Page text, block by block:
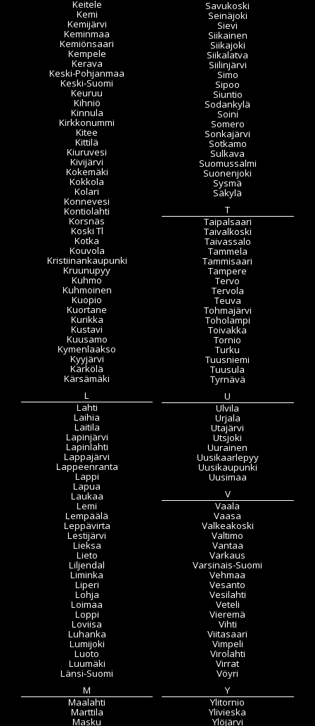
Keitele
Kemi
Kemijärvi
Keminmaa
Kemiönsaari
Kempele
Kerava
Keski-Pohjanmaa
Keski-Suomi
Keuruu
Kihniö
Kinnula
Kirkkonummi
Kitee
Kittilä
Kiuruvesi
Kivijärvi
Kokemäki
Kokkola
Kolari
Konnevesi
Kontiolahti
Korsnäs
Koski Tl
Kotka
Kouvola
Kristiinankaupunki
Kruunupyy
Kuhmo
Kuhmoinen
Kuopio
Kuortane
Kurikka
Kustavi
Kuusamo
Kymenlaakso
Kyyjärvi
Kärkölä
Kärsämäki
L
Lahti
Laihia
Laitila
Lapinjärvi
Lapinlahti
Lappajärvi
Lappeenranta
Lappi
Lapua
Laukaa
Lemi
Lempäälä
Leppävirta
Lestijärvi
Lieksa
Lieto
Liljendal
Liminka
Liperi
Lohja
Loimaa
Loppi
Loviisa
Luhanka
Lumijoki
Luoto
Luumäki
Länsi-Suomi
M
Maalahti
Marttila
Masku
Savukoski
Seinäjoki
Sievi
Siikainen
Siikajoki
Siikalatva
Siilinjärvi
Simo
Sipoo
Siuntio
Sodankylä
Soini
Somero
Sonkajärvi
Sotkamo
Sulkava
Suomussalmi
Suonenjoki
Sysmä
Säkylä
T
Taipalsaari
Taivalkoski
Taivassalo
Tammela
Tammisaari
Tampere
Tervo
Tervola
Teuva
Tohmajärvi
Toholampi
Toivakka
Tornio
Turku
Tuusniemi
Tuusula
Tyrnävä
U
Ulvila
Urjala
Utajärvi
Utsjoki
Uurainen
Uusikaarlepyy
Uusikaupunki
Uusimaa
V
Vaala
Vaasa
Valkeakoski
Valtimo
Vantaa
Varkaus
Varsinais-Suomi
Vehmaa
Vesanto
Vesilahti
Veteli
Vieremä
Vihti
Viitasaari
Vimpeli
Virolahti
Virrat
Vöyri
Y
Ylitornio
Ylivieska
Ylöjärvi